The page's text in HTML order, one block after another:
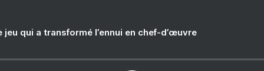
jeu qui a transformé l’ennui en chef-d’œuvre